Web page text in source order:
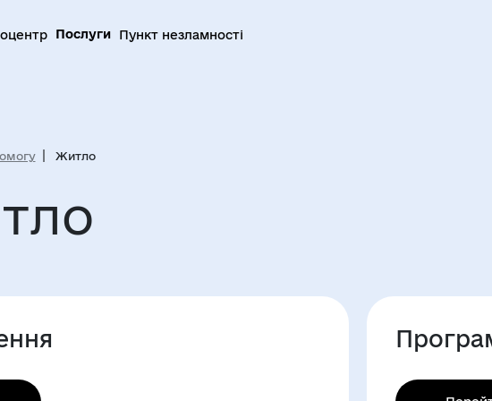
Послуги Пункт незламності
Житло